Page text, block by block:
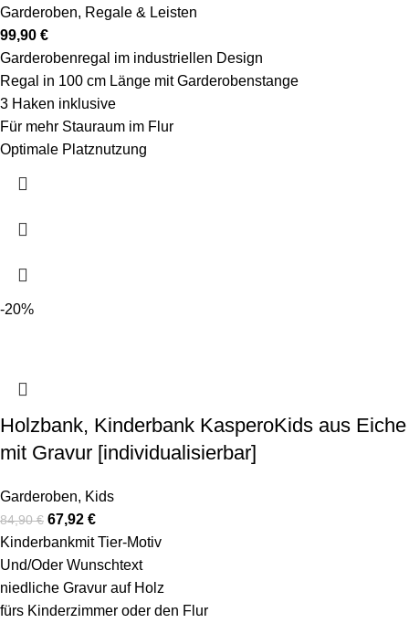
Garderoben, Regale & Leisten
99,90 €
Garderobenregal im industriellen Design
Regal in 100 cm Länge mit Garderobenstange
3 Haken inklusive
Für mehr Stauraum im Flur
Optimale Platznutzung
-20%
Holzbank, Kinderbank KasperoKids aus Eiche
mit Gravur [individualisierbar]
Garderoben, Kids
84,90€ 67,92 €
Kinderbankmit Tier-Motiv
Und/Oder Wunschtext
niedliche Gravur auf Holz
fürs Kinderzimmer oder den Flur